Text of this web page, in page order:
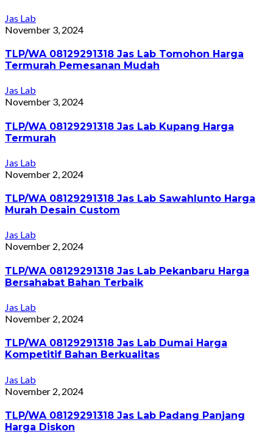
Jas Lab
November 3, 2024
TLP/WA 08129291318 Jas Lab Tomohon Harga
Termurah Pemesanan Mudah
Jas Lab
November 3, 2024
TLP/WA 08129291318 Jas Lab Kupang Harga
Termurah
Jas Lab
November 2, 2024
TLP/WA 08129291318 Jas Lab Sawahlunto Harga
Murah Desain Custom
Jas Lab
November 2, 2024
TLP/WA 08129291318 Jas Lab Pekanbaru Harga
Bersahabat Bahan Terbaik
Jas Lab
November 2, 2024
TLP/WA 08129291318 Jas Lab Dumai Harga
Kompetitif Bahan Berkualitas
Jas Lab
November 2, 2024
TLP/WA 08129291318 Jas Lab Padang Panjang
Harga Diskon